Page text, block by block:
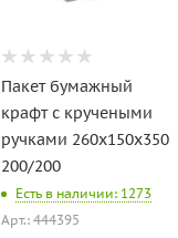
Пакет бумажный
крафт с кручеными
ручками 260х150х350
200/200
Есть в наличии: 1273
Арт.: 444395